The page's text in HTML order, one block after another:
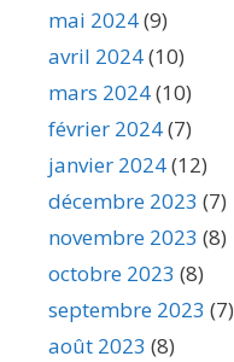
mai 2024(9)
avril 2024(10)
mars 2024(10)
février 2024(7)
janvier 2024(12)
décembre 2023 (7)
novembre 2023 (8)
octobre 2023 (8)
septembre 2023 (7)
août 2023 (8)